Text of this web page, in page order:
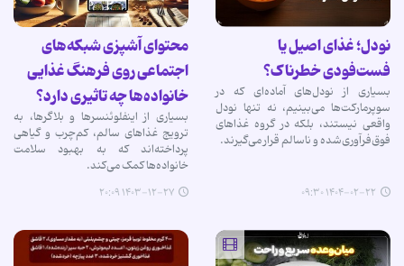
نودل؛ غذای اصیل یا
فست‌فودی خطرناک؟
بسیاری از نودل‌های آماده‌ای که در
سوپرمارکت‌ها می‌بینیم، نه تنها نودل
واقعی نیستند، بلکه در گروه غذاهای
فوق‌فرآوری‌شده و ناسالم قرار می‌گیرند.
۱۴۰۴-۰۲-۲۲ ۰۹:۳۰
محتوای آشپزی شبکه‌های
اجتماعی روی فرهنگ غذایی
خانواده‌ها چه تاثیری دارد؟
بسیاری از اینفلوئنسرها و بلاگرها، به
ترویج غذاهای سالم، کم‌چرب و گیاهی
پرداخته‌اند که به بهبود سلامت
خانواده‌ها کمک می‌کند.
۱۴۰۳-۱۲-۲۷ ۲۰:۰۹